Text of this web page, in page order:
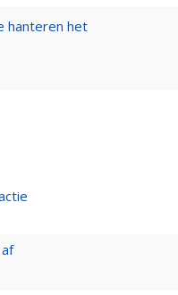
hanteren het